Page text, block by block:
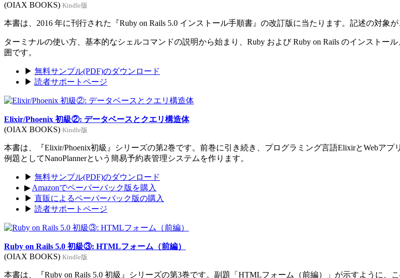
(OIAX BOOKS) Kindle版
本書は、2016 年に刊行された『Ruby on Rails 5.0 インストール手順書』の改訂版に当たります。記述の対象
ターミナルの使い方、基本的なシェルコマンドの説明から始まり、Ruby および Ruby on Rails のインストー
囲です。
▶ 無料サンプル(PDF)のダウンロード
▶ 読者サポートページ
Elixir/Phoenix 初級②: データベースとクエリ構造体
(OIAX BOOKS) Kindle版
本書は、『Elixir/Phoenix初級』シリーズの第2巻です。前巻に引き続き、プログラミング言語ElixirとWebア
例題としてNanoPlannerという簡易予約表管理システムを作ります。
▶ 無料サンプル(PDF)のダウンロード
▶ Amazonでペーパーバック版を購入
▶ 直販によるペーパーバック版の購入
▶ 読者サポートページ
Ruby on Rails 5.0 初級③: HTMLフォーム（前編）
(OIAX BOOKS) Kindle版
本書は、『Ruby on Rails 5.0 初級』シリーズの第3巻です。副題「HTMLフォーム（前編）」が示すように